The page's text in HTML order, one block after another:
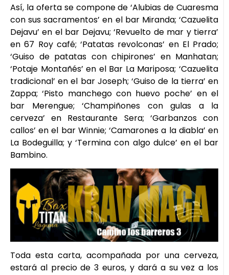
Así, la oferta se compone de ‘Alubias de Cuaresma
con sus sacramentos’ en el bar Miranda; ‘Cazuelita
Dejavu’ en el bar Dejavu; ‘Revuelto de mar y tierra’
en 67 Roy café; ‘Patatas revolconas’ en El Prado;
‘Guiso de patatas con chipirones’ en Manhatan;
‘Potaje Montañés’ en el Bar La Mariposa; ‘Cazuelita
tradicional’ en el bar Joseph; ‘Guiso de la tierra’ en
Zappa; ‘Pisto manchego con huevo poche’ en el
bar Merengue; ‘Champiñones con gulas a la
cerveza’ en Restaurante Sera; ‘Garbanzos con
callos’ en el bar Winnie; ‘Camarones a la diabla’ en
La Bodeguilla; y ‘Termina con algo dulce’ en el bar
Bambino.
Toda esta carta, acompañada por una cerveza,
estará al precio de 3 euros, y dará a su vez a los